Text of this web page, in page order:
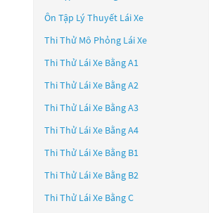
Ôn Tập Lý Thuyết Lái Xe
Thi Thử Mô Phỏng Lái Xe
Thi Thử Lái Xe Bằng A1
Thi Thử Lái Xe Bằng A2
Thi Thử Lái Xe Bằng A3
Thi Thử Lái Xe Bằng A4
Thi Thử Lái Xe Bằng B1
Thi Thử Lái Xe Bằng B2
Thi Thử Lái Xe Bằng C